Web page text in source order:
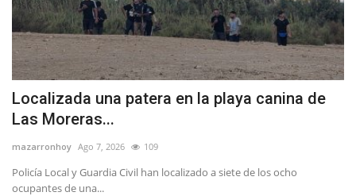
Localizada una patera en la playa canina de
Las Moreras...
mazarronhoy Ago 7, 2026 109
Policía Local y Guardia Civil han localizado a siete de los ocho
ocupantes de una...